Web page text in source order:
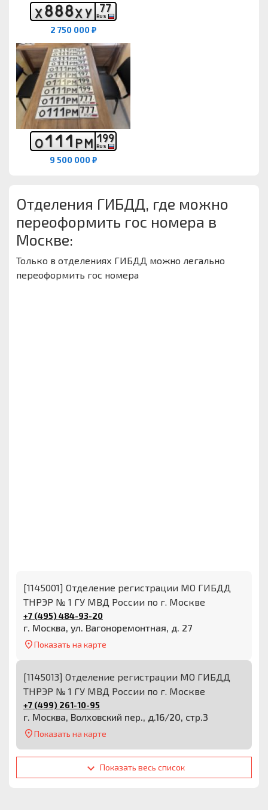
Х888ХУ 77
RUS
2 750 000 ₽
О111РМ 199
RUS
9 500 000 ₽
Отделения ГИБДД, где можно
переоформить гос номера в
Москве:
Только в отделениях ГИБДД можно легально
переоформить гос номера
[1145001] Отделение регистрации МО ГИБДД
ТНРЭР № 1 ГУ МВД России по г. Москве
+7 (495) 484-93-20
г. Москва, ул. Вагоноремонтная, д. 27
Показать на карте
[1145013] Отделение регистрации МО ГИБДД
ТНРЭР № 1 ГУ МВД России по г. Москве
+7 (499) 261-10-95
г. Москва, Волховский пер., д.16/20, стр.3
Показать на карте
Показать весь список